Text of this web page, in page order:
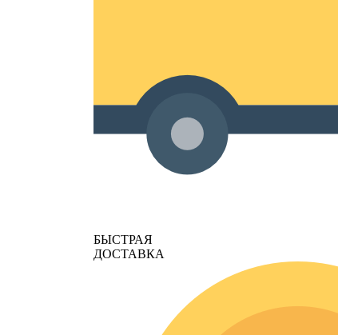
БЫСТРАЯ
ДОСТАВКА